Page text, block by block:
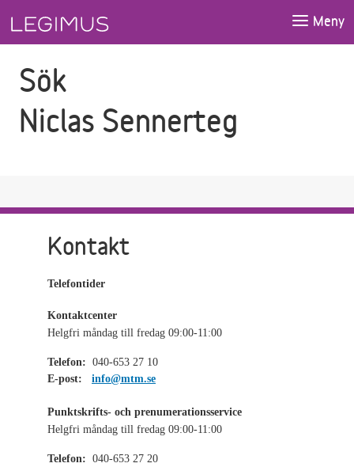
Meny
Sök
Niclas Sennerteg
Kontakt
Telefontider
Kontaktcenter
Helgfri måndag till fredag 09:00-11:00
Telefon: 040-653 27 10
E-post:
info@mtm.se
Punktskrifts- och prenumerationsservice
Helgfri måndag till fredag 09:00-11:00
Telefon: 040-653 27 20